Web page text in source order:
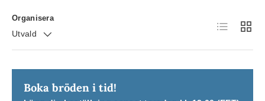
Organisera
Utvald
Luettelo
Boka bröden i tid!